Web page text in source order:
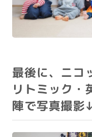
最後に、ニコ
リトミック・
陣で写真撮影↓